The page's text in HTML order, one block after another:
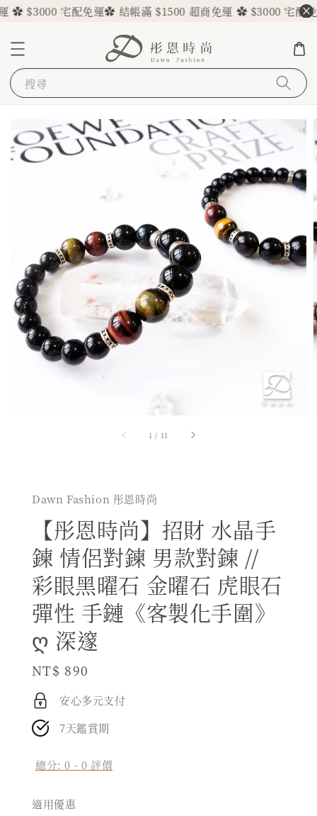
$3000 宅配免運✿ 結帳滿 $1500 超商免運 ✿ $3000 宅配免
搜尋
1 / 11
Dawn Fashion 彤恩時尚
【彤恩時尚】招財 水晶手
鍊 情侶對鍊 男款對鍊 //
彩眼黑曜石 金曜石 虎眼石
彈性 手鏈《客製化手圍》
ღ 深邃
Regular
price
NT$ 890
安心多元支付
7天鑑賞期
總分:0 - 0 評價
適用優惠